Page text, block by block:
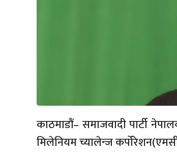
काठमाडौं– समाजवादी पार्टी
मिलेनियम च्यालेन्ज